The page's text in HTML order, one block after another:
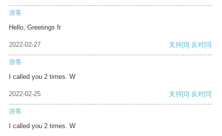
游客
Hello, Greetings fr
2022-02-27 支持[0] 反对[0]
游客
I called you 2 times. W
2022-02-25 支持[0] 反对[0]
游客
I called you 2 times. W